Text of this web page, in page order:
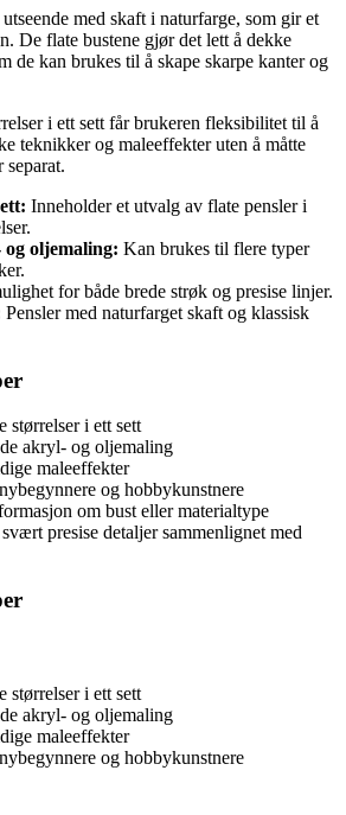
med skaft i naturfarge, som gir et
De flate bustene gjør det lett å dekke
de kan brukes til å skape skarpe kanter og
i ett sett får brukeren fleksibilitet til å
teknikker og maleeffekter uten å måtte
separat.
Inneholder et utvalg av flate pensler i
oljemaling: Kan brukes til flere typer
for både brede strøk og presise linjer.
Pensler med naturfarget skaft og klassisk
størrelser i ett sett
akryl- og oljemaling
maleeffekter
og hobbykunstnere
om bust eller materialtype
presise detaljer sammenlignet med
størrelser i ett sett
akryl- og oljemaling
maleeffekter
og hobbykunstnere